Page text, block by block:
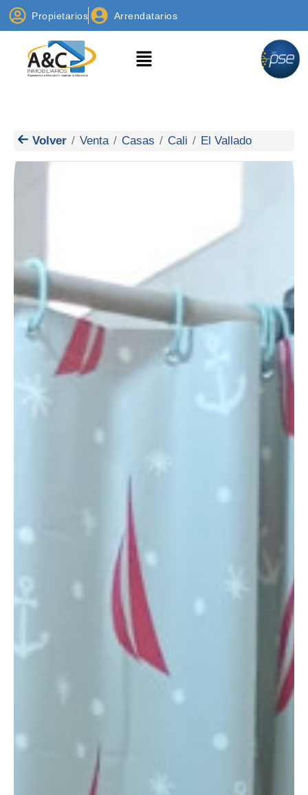
Propietarios Arrendatarios
Volver Venta Casas Cali El Vallado